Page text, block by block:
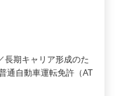
長期キャリア形成のた
自動車運転免許（AT